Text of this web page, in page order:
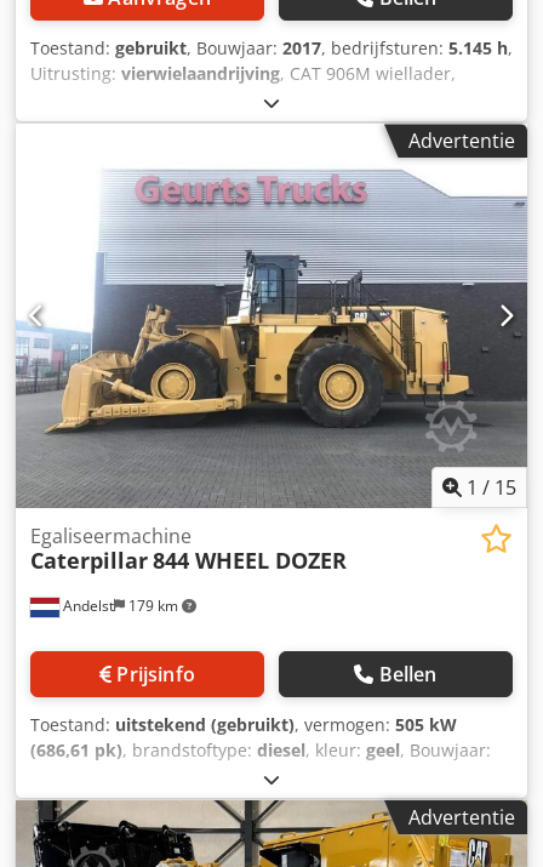
machines – gemakkelijk toegankelijk op ons platform.
Toestand: gebruikt, Bouwjaar: 2017, bedrijfsturen: 5.145 h,
Uitrusting: vierwielaandrijving, CAT 906M wiellader,
bouwjaar 2017, inclusief bak en vork! ---- * Fabrikant: CAT *
Type: 906M * Bouwjaar: 2017 * Afgelezen draaiuren: ca.
5.145 * Inclusief bak en vork * Duitse machine, 1e eigenaar
* Hydraulische snelsluitkoppeling * CE-verklaring en
gegevensbevestiging aanwezig * Meer foto's en een video
op aanvraag (via WhatsApp Erik) * Prijs: € 26.900, exclusief
19% BTW ---- Voor verdere vragen kunt u bellen: Erik
Kortum: via WhatsApp ?Alle gegevens zonder garantie en
voorbehoud van fouten en tussenverkoop. ? Dwodpfezp
Ayiox Abpoa
Advertentie
1 / 15
Andelst 179 km
Egaliseermachine
Caterpillar844 WHEEL DOZER
Prijsinfo Bellen
Toestand: uitstekend (gebruikt), vermogen: 505 kW
(686,61 pk), brandstoftype: diesel, kleur: geel, Bouwjaar:
17.863 h, Bouwjaar: 2009 Aandrijving:
Wiel Dwodpeuu Dipsfx Abpoa CE-markering: ja Technische
staat: zeer goed Optische staat: zeer goed Prijs: Op
aanvraag
Advertentie